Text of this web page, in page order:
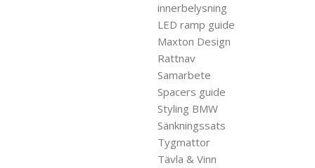
innerbelysning
LED ramp guide
Maxton Design
Rattnav
Samarbete
Spacers guide
Styling BMW
Sänkningssats
Tygmattor
Tävla & Vinn